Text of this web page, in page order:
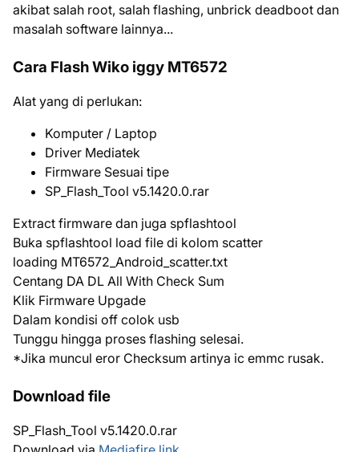
akibat salah root, salah flashing, unbrick deadboot dan
masalah software lainnya...
Cara Flash Wiko iggy MT6572
Alat yang di perlukan:
Komputer / Laptop
Driver Mediatek
Firmware Sesuai tipe
SP_Flash_Tool v5.1420.0.rar
Extract firmware dan juga spflashtool
Buka spflashtool load file di kolom scatter
loading MT6572_Android_scatter.txt
Centang DA DL All With Check Sum
Klik Firmware Upgade
Dalam kondisi off colok usb
Tunggu hingga proses flashing selesai.
*Jika muncul eror Checksum artinya ic emmc rusak.
Download file
SP_Flash_Tool v5.1420.0.rar